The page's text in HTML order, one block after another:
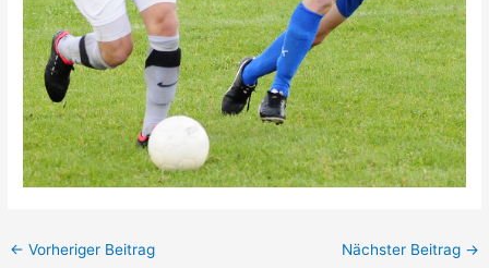
← Vorheriger Beitrag Nächster Beitrag →